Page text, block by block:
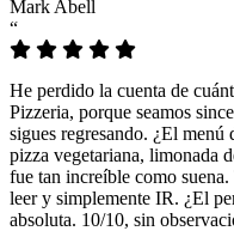
Mark Abell
“
He perdido la cuenta de
Pizzeria, porque seamos
sigues regresando. ¿El
pizza vegetariana, limonada
fue tan increíble como
leer y simplemente IR. ¿El
absoluta. 10/10, sin